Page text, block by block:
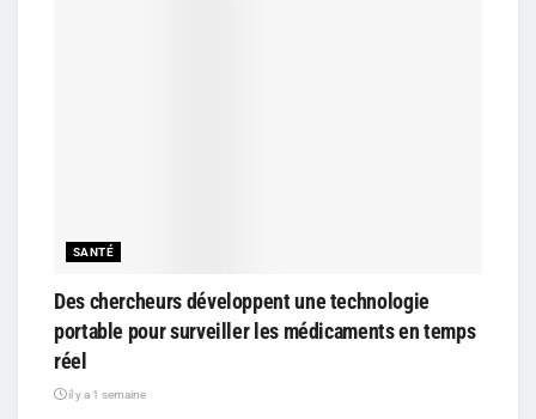
SANTÉ
Des chercheurs développent une technologie
portable pour surveiller les médicaments en temps
réel
il y a 1 semaine